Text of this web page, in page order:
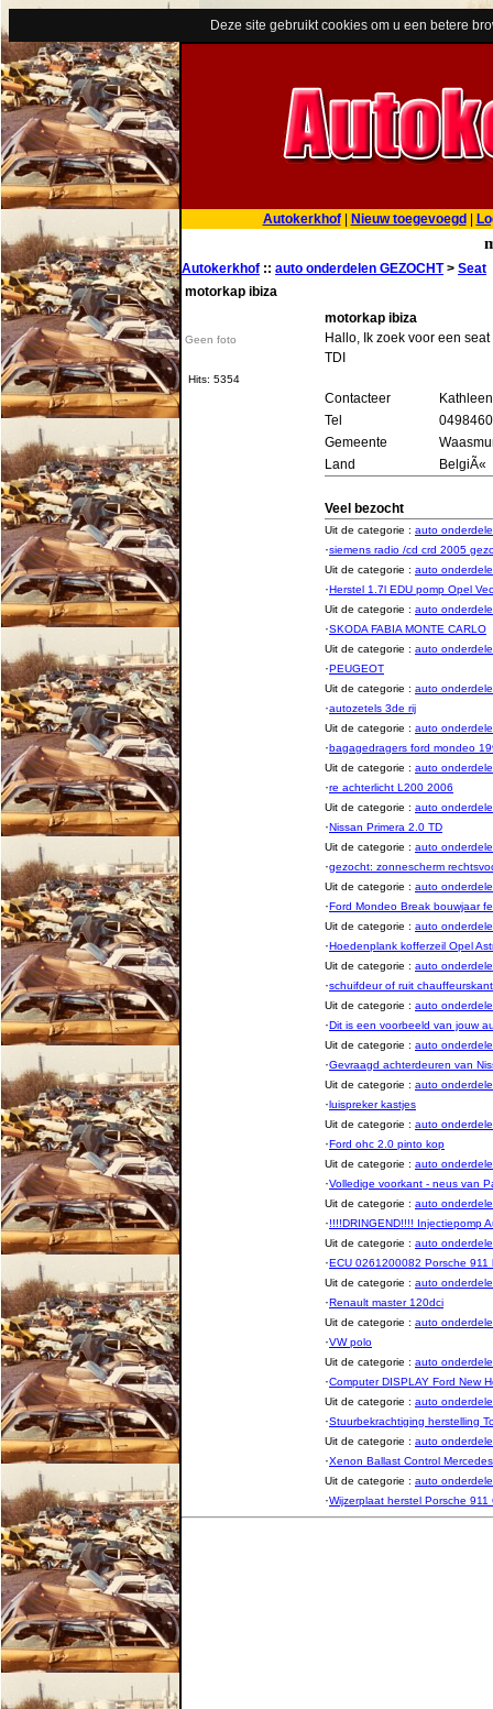
Deze site gebruikt cookies om u een betere
Autokerkhof| Nieuw toegevoegd
Autokerkhof :: auto onderdelen GEZOCHT > Seat
motorkap ibiza
Geen foto
Hits: 5354
motorkap ibiza
Hallo, Ik zoek voor een
TDI
Contacteer
Tel
Gemeente
Land
BelgiÃ«
Veel bezocht
Uit de categorie : auto
·siemens radio /cd crd 2005
Uit de categorie : auto
·Herstel 1.7l EDU pomp Opel
Uit de categorie : auto
·SKODA FABIA MONTE CARLO
Uit de categorie : auto
·PEUGEOT
Uit de categorie : auto
·autozetels 3de rij
Uit de categorie : auto
·bagagedragers ford mondeo
Uit de categorie : auto
·re achterlicht L200 2006
Uit de categorie : auto
·Nissan Primera 2.0 TD
Uit de categorie : auto
·gezocht: zonnescherm
Uit de categorie : auto
·Ford Mondeo Break bouwjaar
Uit de categorie : auto
·Hoedenplank kofferzeil Opel
Uit de categorie : auto
·schuifdeur of ruit chauffeurskant
Uit de categorie : auto
·Dit is een voorbeeld van jouw
Uit de categorie : auto
·Gevraagd achterdeuren van
Uit de categorie : auto
·luispreker kastjes
Uit de categorie : auto
·Ford ohc 2.0 pinto kop
Uit de categorie : auto
·Volledige voorkant - neus van
Uit de categorie : auto
·!!!!DRINGEND!!!! Injectiepomp
Uit de categorie : auto
·ECU 0261200082 Porsche 911
Uit de categorie : auto
·Renault master 120dci
Uit de categorie : auto
·VW polo
Uit de categorie : auto
·Computer DISPLAY Ford New
Uit de categorie : auto
·Stuurbekrachtiging herstelling
Uit de categorie : auto
·Xenon Ballast Control
Uit de categorie : auto
·Wijzerplaat herstel Porsche 911